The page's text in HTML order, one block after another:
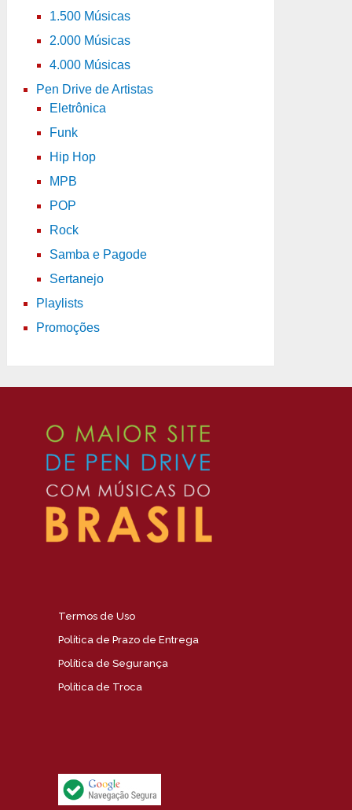
1.500 Músicas
2.000 Músicas
4.000 Músicas
Pen Drive de Artistas
Eletrônica
Funk
Hip Hop
MPB
POP
Rock
Samba e Pagode
Sertanejo
Playlists
Promoções
Termos de Uso
Política de Prazo de Entrega
Política de Segurança
Política de Troca